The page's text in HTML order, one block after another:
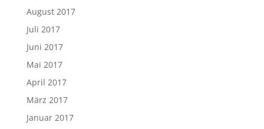
August 2017
Juli 2017
Juni 2017
Mai 2017
April 2017
März 2017
Januar 2017